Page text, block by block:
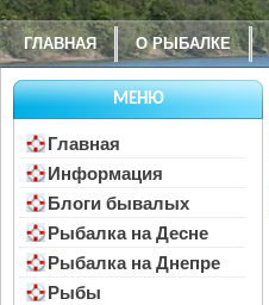
ГЛАВНАЯ О РЫБАЛКЕ
МЕНЮ
Главная
Информация
Блоги бывалых
Рыбалка на Десне
Рыбалка на Днепре
Рыбы